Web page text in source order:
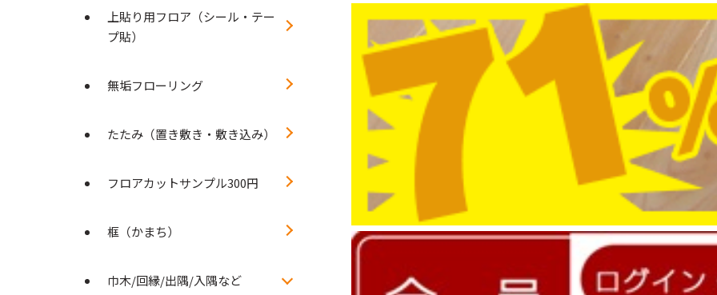
上貼り用フロア（シール・テー
プ貼）
無垢フローリング
たたみ（置き敷き・敷き込み）
フロアカットサンプル300円
框（かまち）
巾木/回縁/出隅/入隅など